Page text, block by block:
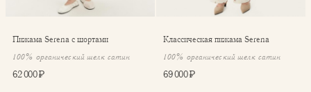
Пижама Serena с шортами
100% органический шелк сатин
62 000 ₽
Классическая пижама Serena
100% органический шелк сатин
69 000 ₽